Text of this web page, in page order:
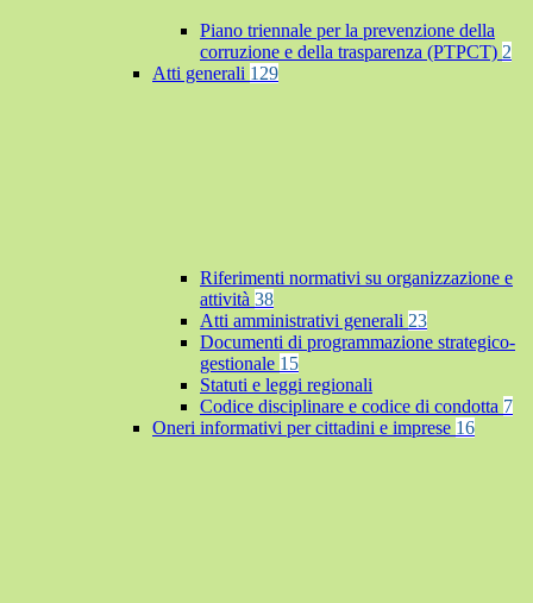
Piano triennale per la prevenzione della
corruzione e della trasparenza (PTPCT) 2
Atti generali 129
Riferimenti normativi su organizzazione e
attività 38
Atti amministrativi generali 23
Documenti di programmazione strategico-
gestionale 15
Statuti e leggi regionali
Codice disciplinare e codice di condotta 7
Oneri informativi per cittadini e imprese 16